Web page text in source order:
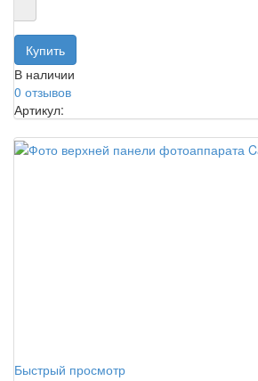
В наличии
0 отзывов
Артикул:
Быстрый просмотр